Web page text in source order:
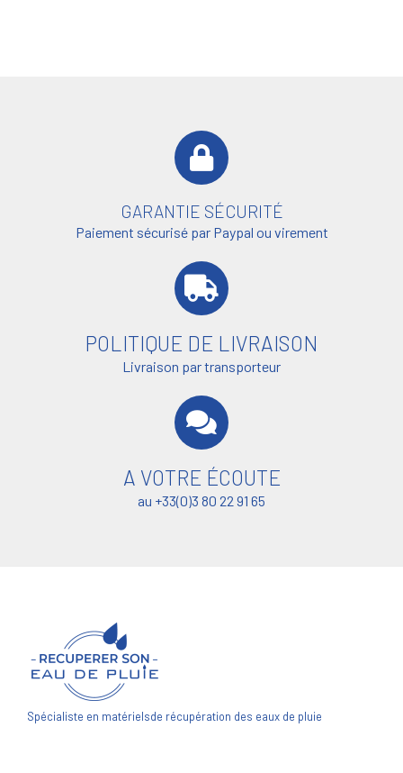
GARANTIE SÉCURITÉ
Paiement sécurisé par Paypal ou virement
POLITIQUE DE LIVRAISON
Livraison par transporteur
A VOTRE ÉCOUTE
au +33(0)3 80 22 91 65
Spécialiste en matérielsde récupération des eaux de pluie